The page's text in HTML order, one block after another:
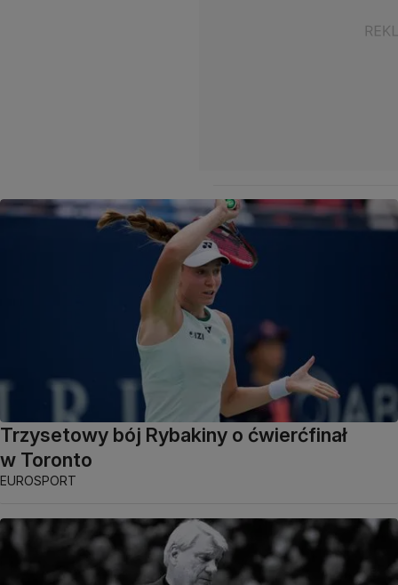
Trzysetowy bój Rybakiny o ćwierćfinał
w Toronto
EUROSPORT